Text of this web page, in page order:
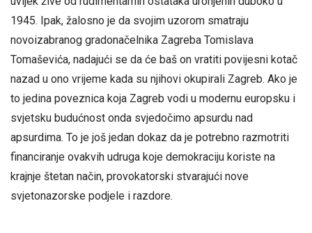
1945. Ipak, žalosno je da svojim uzorom smatraju
novoizabranog gradonačelnika Zagreba Tomislava
Tomaševića, nadajući se da će baš on vratiti povijesni kotač
nazad u ono vrijeme kada su njihovi okupirali Zagreb. Ako je
to jedina poveznica koja Zagreb vodi u modernu europsku i
svjetsku budućnost onda svjedočimo apsurdu nad
apsurdima. To je još jedan dokaz da je potrebno razmotriti
financiranje ovakvih udruga koje demokraciju koriste na
krajnje štetan način, provokatorski stvarajući nove
svjetonazorske podjele i razdore.